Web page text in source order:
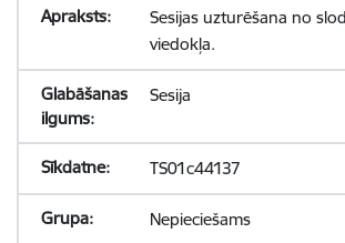
Sesijas uzturēšana no
viedokļa.
Sesija
TS01c44137
Nepieciešams